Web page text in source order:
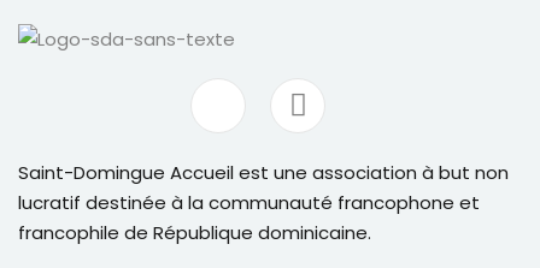
Saint-Domingue Accueil est une association à but non
lucratif destinée à la communauté francophone et
francophile de République dominicaine.